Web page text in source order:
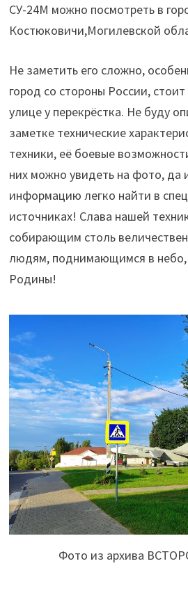
СУ-24М можно посмотреть в
Костюковичи,Могилевской
Не заметить его сложно,
город со стороны России,
улице у перекрёстка. Не буду
заметке технические
техники, её боевые
них можно увидеть на фото, да
информацию легко найти в
источниках! Слава нашей
собирающим столь
людям, поднимающимся в
Родины!
Фото из архива